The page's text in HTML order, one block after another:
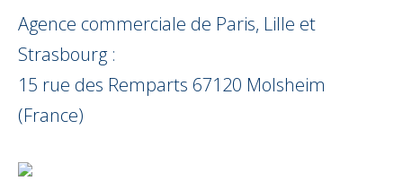
Agence commerciale de Paris, Lille et
Strasbourg :
15 rue des Remparts 67120 Molsheim
(France)